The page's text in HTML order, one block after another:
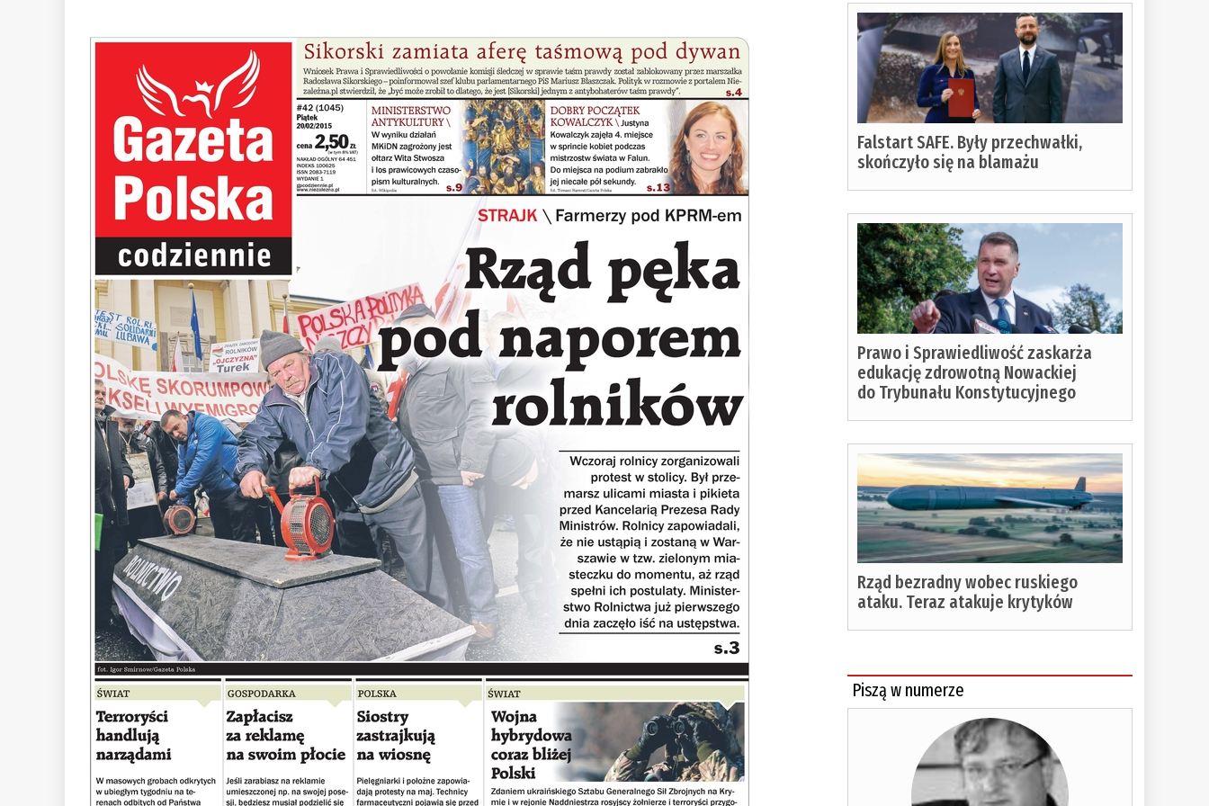
Falstart SAFE. Były przechwałki,
skończyło się na blamażu
Prawo i Sprawiedliwość zaskarża
edukację zdrowotną Nowackiej
do Trybunału Konstytucyjnego
Rząd bezradny wobec ruskiego
ataku. Teraz atakuje krytyków
Piszą w numerze